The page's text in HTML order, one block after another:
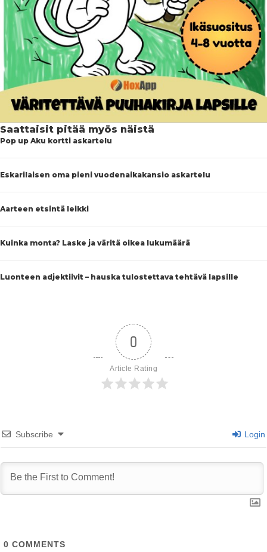
Saattaisit pitää myös näistä
Pop up Aku kortti askartelu
Eskarilaisen oma pieni vuodenaikakansio askartelu
Aarteen etsintä leikki
Kuinka monta? Laske ja väritä oikea lukumäärä
Luonteen adjektiivit – hauska tulostettava tehtävä lapsille
0
Article Rating
Subscribe Login
0 COMMENTS